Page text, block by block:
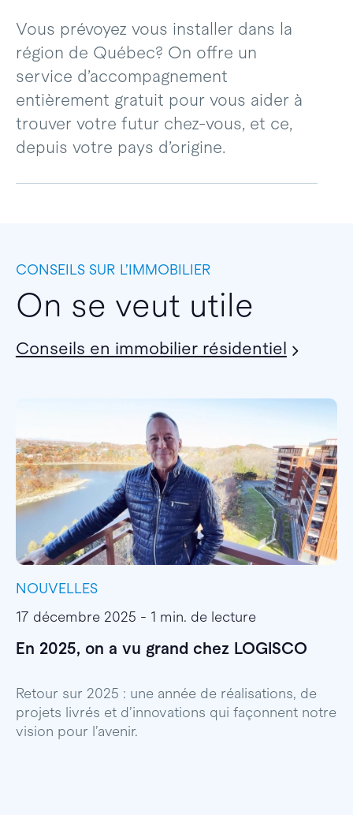
Vous prévoyez vous installer dans la
région de Québec? On offre un
service d’accompagnement
entièrement gratuit pour vous aider à
trouver votre futur chez-vous, et ce,
depuis votre pays d’origine.
CONSEILS SUR L’IMMOBILIER
On se veut utile
Conseils en immobilier résidentiel
NOUVELLES
17 décembre 2025 - 1 min. de lecture
En 2025, on a vu grand chez LOGISCO
Retour sur 2025 : une année de réalisations, de
projets livrés et d’innovations qui façonnent notre
vision pour l’avenir.